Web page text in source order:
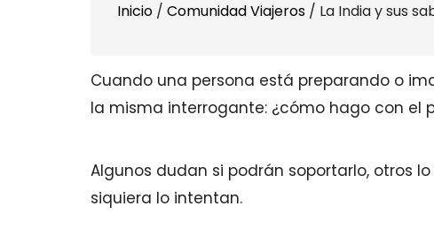
Inicio / Comunidad Viajeros / La India y sus
Cuando una persona está preparando o
la misma interrogante: ¿cómo hago con el
Algunos dudan si podrán soportarlo, otros
siquiera lo intentan.